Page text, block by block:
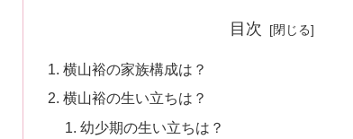
目次
横山裕の家族構成は？
横山裕の生い立ちは？
幼少期の生い立ちは？